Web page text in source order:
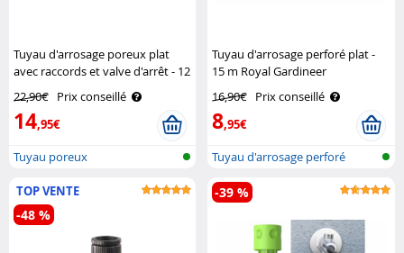
Tuyau d'arrosage poreux plat
avec raccords et valve d'arrêt - 12
22,90€ Prix conseillé
14,95€
Tuyau poreux
Tuyau d'arrosage perforé plat -
15 m Royal Gardineer
16,90€ Prix conseillé
8,95€
Tuyau d'arrosage perforé
TOP VENTE
-48 %
-39 %